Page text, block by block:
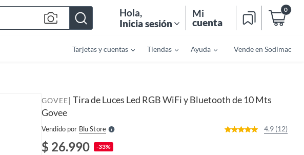
Hola,
Inicia sesión
Mi
cuenta
0
Tarjetas y cuentas Tiendas Ayuda Vende en Sodimac
GOVEE| Tira de Luces Led RGB WiFi y Bluetooth de 10 Mts
Govee
Vendido por Blu StoreS
e
r
4.9 (12)
$ 26.990 -33%